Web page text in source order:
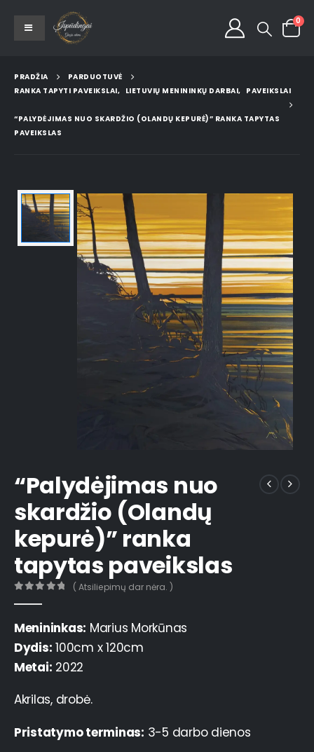
0
PRADŽIA
PARDUOTUVĖ
RANKA TAPYTI PAVEIKSLAI, LIETUVIŲ MENININKŲ DARBAI, PAVEIKSLAI
“PALYDĖJIMAS NUO SKARDŽIO (OLANDŲ KEPURĖ)” RANKA TAPYTAS
PAVEIKSLAS
“Palydėjimas nuo
skardžio (Olandų
kepurė)” ranka
tapytas paveikslas
( Atsiliepimų dar nėra. )
Menininkas: Marius Morkūnas
Dydis: 100cm x 120cm
Metai: 2022
Akrilas, drobė.
Pristatymo terminas: 3-5 darbo dienos